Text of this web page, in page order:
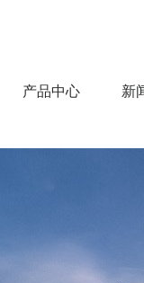
产品中心 新